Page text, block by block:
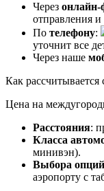
Через
отправления и
По телефону:
уточнит все
Через наше
Как рассчитывается
Цена на
Расстояния:
Класса
минивэн).
Выбора опций
аэропорту с